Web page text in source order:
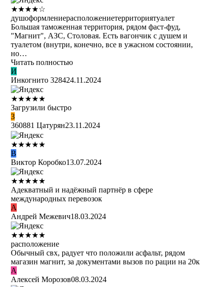
★★★★☆
душоформлениерасположениетерриториятуалет
Большая таможенная территория, рядом фаст-фуд,
"Магнит", АЗС, Столовая. Есть вагончик с душем и
туалетом (внутри, конечно, все в ужасном состоянии,
но…
Читать полностью
И
Инкогнито 328424.11.2024
★★★★★
Загрузили быстро
3
360881 Цатурян23.11.2024
★★★★★
В
Виктор Коробко13.07.2024
★★★★★
Адекватный и надёжный партнёр в сфере
международных перевозок
А
Андрей Межевич18.03.2024
★★★★★
расположение
Обычный свх, радует что положили асфальт, рядом
магазин магнит, за документами вызов по рации на 20к
А
Алексей Морозов08.03.2024